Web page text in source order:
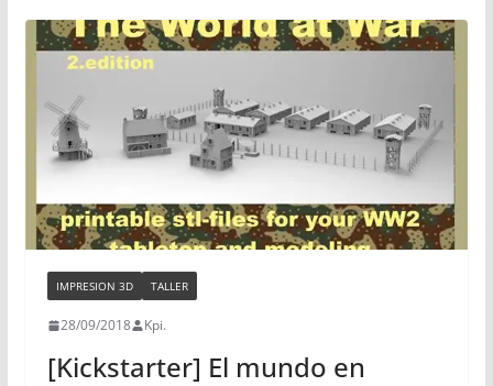
IMPRESION 3D TALLER
28/09/2018 Kpi.
[Kickstarter] El mundo en